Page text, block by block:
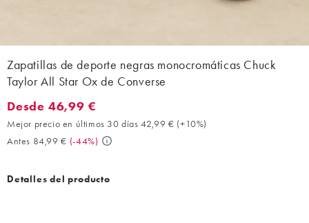
Zapatillas de deporte negras monocromáticas Chuck
Taylor All Star Ox de Converse
Desde 46,99 €. Mejor precio en últimos 30 días 42,99 €
Desde 46,99 €
Mejor precio en últimos 30 días 42,99 € (+10%)
Antes 84,99 € (-44%)
Detalles del producto